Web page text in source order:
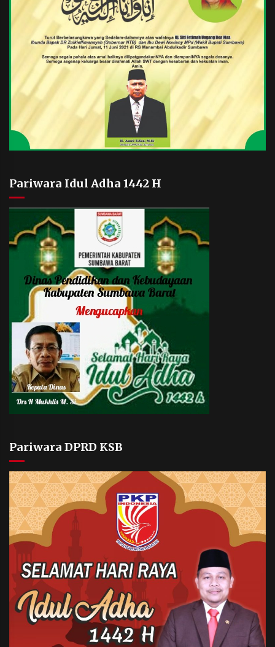
Pariwara Idul Adha 1442 H
Pariwara DPRD KSB